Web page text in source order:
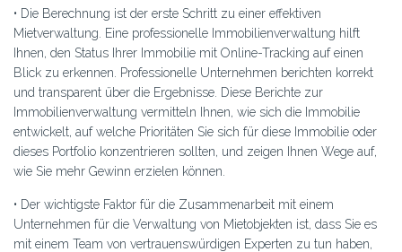
• Die Berechnung ist der erste Schritt zu einer effektiven
Mietverwaltung. Eine professionelle Immobilienverwaltung hilft
Ihnen, den Status Ihrer Immobilie mit Online-Tracking auf einen
Blick zu erkennen. Professionelle Unternehmen berichten korrekt
und transparent über die Ergebnisse. Diese Berichte zur
Immobilienverwaltung vermitteln Ihnen, wie sich die Immobilie
entwickelt, auf welche Prioritäten Sie sich für diese Immobilie oder
dieses Portfolio konzentrieren sollten, und zeigen Ihnen Wege auf,
wie Sie mehr Gewinn erzielen können.
• Der wichtigste Faktor für die Zusammenarbeit mit einem
Unternehmen für die Verwaltung von Mietobjekten ist, dass Sie es
mit einem Team von vertrauenswürdigen Experten zu tun haben,